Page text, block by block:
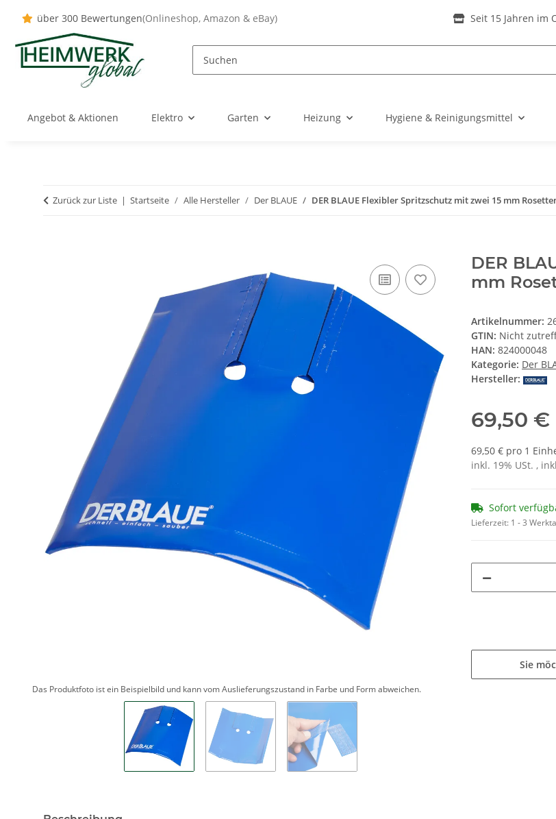
über 300 Bewertungen(Onlineshop, Amazon & eBay) Seit 15 Jahren im
Angebot & Aktionen Elektro Garten Heizung Hygiene & Reinigungsmittel
Zurück zur Liste Startseite Alle Hersteller Der BLAUE DER BLAUE Flexibler Spritzschutz mit zwei 15 mm
Das Produktfoto ist ein Beispielbild und kann vom Auslieferungszustand in Farbe und Form abweichen.
DER
mm
Artikelnummer:
GTIN: Nicht
HAN: 824000048
Kategorie: Der
Hersteller:
69,50 €
69,50 € pro 1
inkl. 19% USt. ,
Sofort
Lieferzeit: 1 - 3
Sie